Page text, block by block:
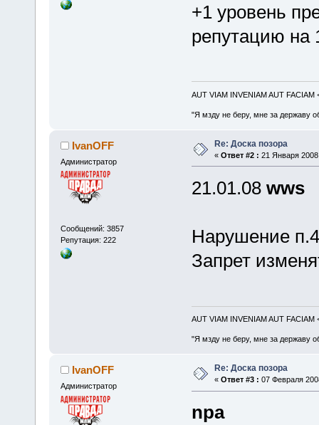
+1 уровень
репутацию на
AUT VIAM INVENIAM AUT FACIAM
"Я мзду не беру, мне за державу
IvanOFF
Администратор
Сообщений: 3857
Репутация: 222
Re: Доска позора
« Ответ #2 : 21 Января
21.01.08 wws
Нарушение
Запрет
AUT VIAM INVENIAM AUT FACIAM
"Я мзду не беру, мне за державу
IvanOFF
Администратор
Re: Доска позора
« Ответ #3 : 07 Февраля
npa